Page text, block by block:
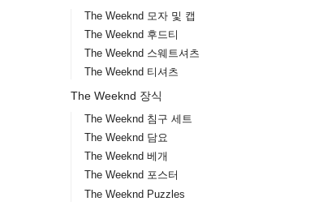
The Weeknd 모자 및 캡
The Weeknd 후드티
The Weeknd 스웨트셔츠
The Weeknd 티셔츠
The Weeknd 장식
The Weeknd 침구 세트
The Weeknd 담요
The Weeknd 베개
The Weeknd 포스터
The Weeknd Puzzles